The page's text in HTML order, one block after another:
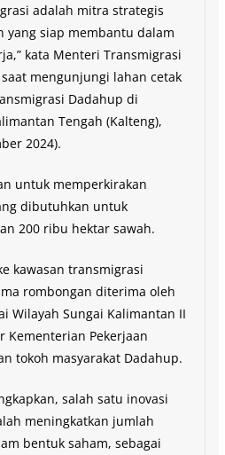
adalah mitra strategis
yang siap membantu dalam
kata Menteri Transmigrasi
mengunjungi lahan cetak
Dadahup di
Tengah (Kalteng),
2024).
untuk memperkirakan
dibutuhkan untuk
200 ribu hektar sawah.
kawasan transmigrasi
rombongan diterima oleh
Wilayah Sungai Kalimantan II
Kementerian Pekerjaan
tokoh masyarakat Dadahup.
salah satu inovasi
meningkatkan jumlah
bentuk saham, sebagai